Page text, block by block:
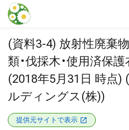
本文に飛ぶ
(資料3-4) 放射性廃棄
類・伐採木・使用済保
(2018年5月31日 時点)
ルディングス(株))
提供元サイトで表示